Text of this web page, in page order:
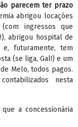
parecem ter prazo
abrigou locações
(com ingressos que
abrigou hospital de
futuramente, tem
(se liga, Gal!) e um
Melo, todos pagos.
nesta
a concessionária